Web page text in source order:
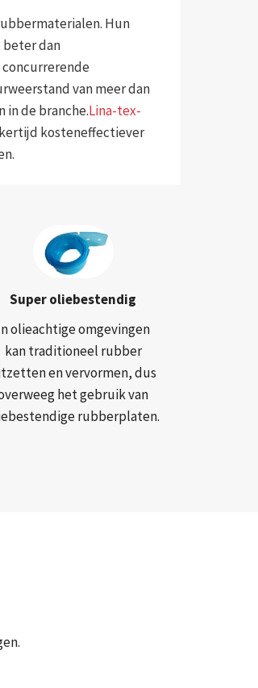
Hun
dan
van meer dan
in de branche.Lina-tex-
kosteneffectiever
Super oliebestendig
olieachtige omgevingen
kan traditioneel rubber
en vervormen, dus
het gebruik van
rubberplaten.